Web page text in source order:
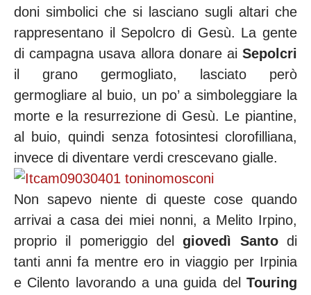
doni simbolici che si lasciano sugli altari che
rappresentano il Sepolcro di Gesù. La gente
di campagna usava allora donare ai Sepolcri
il grano germogliato, lasciato però
germogliare al buio, un po’ a simboleggiare la
morte e la resurrezione di Gesù. Le piantine,
al buio, quindi senza fotosintesi clorofilliana,
invece di diventare verdi crescevano gialle.
Non sapevo niente di queste cose quando
arrivai a casa dei miei nonni, a Melito Irpino,
proprio il pomeriggio delgiovedì Santodi
tanti anni fa mentre ero in viaggio per Irpinia
e Cilento lavorando a una guida del Touring